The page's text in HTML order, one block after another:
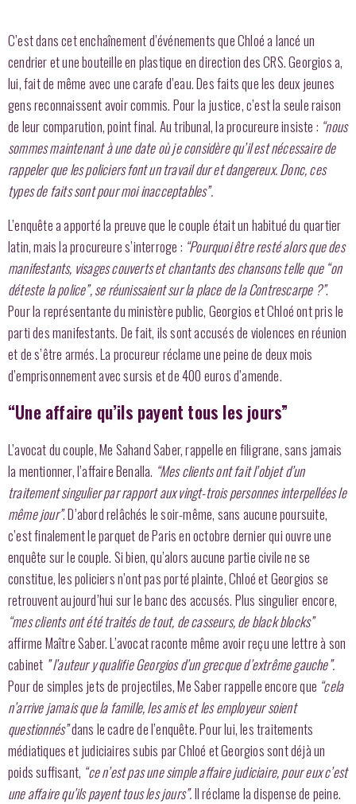
C’est dans cet enchaînement d’événements que Chloé a lancé un
cendrier et une bouteille en plastique en direction des CRS. Georgios a,
lui, fait de même avec une carafe d’eau. Des faits que les deux jeunes
gens reconnaissent avoir commis. Pour la justice, c’est la seule raison
de leur comparution, point final. Au tribunal, la procureure insiste : “nous
sommes maintenant à une date où je considère qu’il est nécessaire de
rappeler que les policiers font un travail dur et dangereux. Donc, ces
types de faits sont pour moi inacceptables”.
L’enquête a apporté la preuve que le couple était un habitué du quartier
latin, mais la procureure s’interroge : “Pourquoi être resté alors que des
manifestants, visages couverts et chantants des chansons telle que “on
déteste la police”, se réunissaient sur la place de la Contrescarpe ?”.
Pour la représentante du ministère public, Georgios et Chloé ont pris le
parti des manifestants. De fait, ils sont accusés de violences en réunion
et de s’être armés. La procureur réclame une peine de deux mois
d’emprisonnement avec sursis et de 400 euros d’amende.
“Une affaire qu’ils payent tous les jours”
L’avocat du couple, Me Sahand Saber, rappelle en filigrane, sans jamais
la mentionner, l’affaire Benalla. “Mes clients ont fait l’objet d’un
traitement singulier par rapport aux vingt-trois personnes interpellées le
même jour”. D’abord relâchés le soir-même, sans aucune poursuite,
c’est finalement le parquet de Paris en octobre dernier qui ouvre une
enquête sur le couple. Si bien, qu’alors aucune partie civile ne se
constitue, les policiers n’ont pas porté plainte, Chloé et Georgios se
retrouvent aujourd’hui sur le banc des accusés. Plus singulier encore,
“mes clients ont été traités de tout, de casseurs, de black blocks”
affirme Maître Saber. L’avocat raconte même avoir reçu une lettre à son
cabinet ” l’auteur y qualifie Georgios d’un grecque d’extrême gauche”.
Pour de simples jets de projectiles, Me Saber rappelle encore que “cela
n’arrive jamais que la famille, les amis et les employeur soient
questionnés”dans le cadre de l’enquête. Pour lui, les traitements
médiatiques et judiciaires subis par Chloé et Georgios sont déjà un
poids suffisant, “ce n’est pas une simple affaire judiciaire, pour eux c’est
une affaire qu’ils payent tous les jours”.Il réclame la dispense de peine.